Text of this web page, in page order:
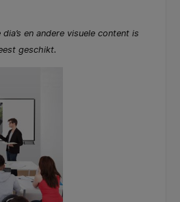
en andere visuele content is
geschikt.